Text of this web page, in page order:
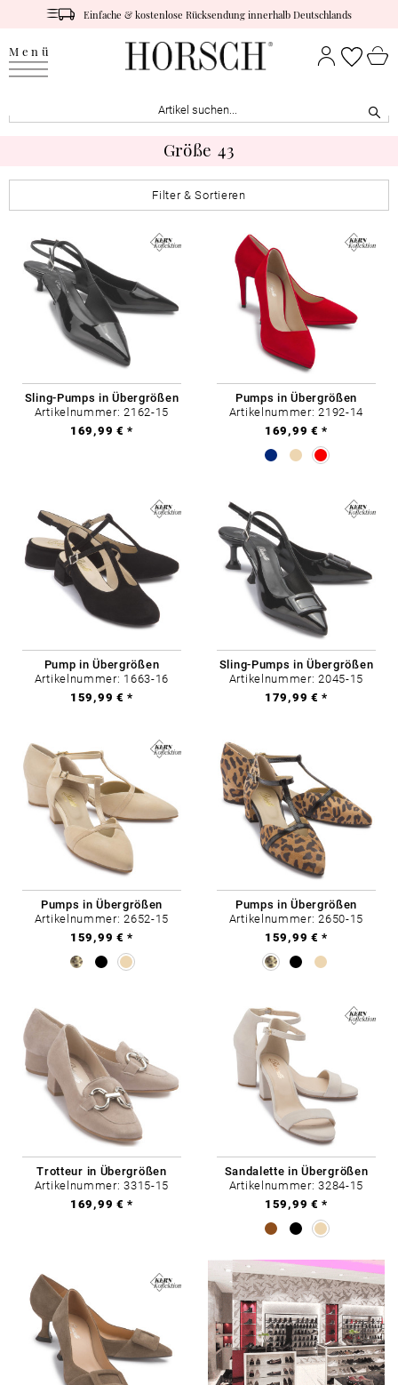
Einfache & kostenlose Rücksendung innerhalb Deutschlands
Menü
Größe 43
Filter & Sortieren
Sling-Pumps in Übergrößen
Artikelnummer: 2162-15
169,99 € *
Pumps in Übergrößen
Artikelnummer: 2192-14
169,99 € *
Pump in Übergrößen
Artikelnummer: 1663-16
159,99 € *
Sling-Pumps in Übergrößen
Artikelnummer: 2045-15
179,99 € *
Pumps in Übergrößen
Artikelnummer: 2652-15
159,99 € *
Pumps in Übergrößen
Artikelnummer: 2650-15
159,99 € *
Trotteur in Übergrößen
Artikelnummer: 3315-15
169,99 € *
Sandalette in Übergrößen
Artikelnummer: 3284-15
159,99 € *